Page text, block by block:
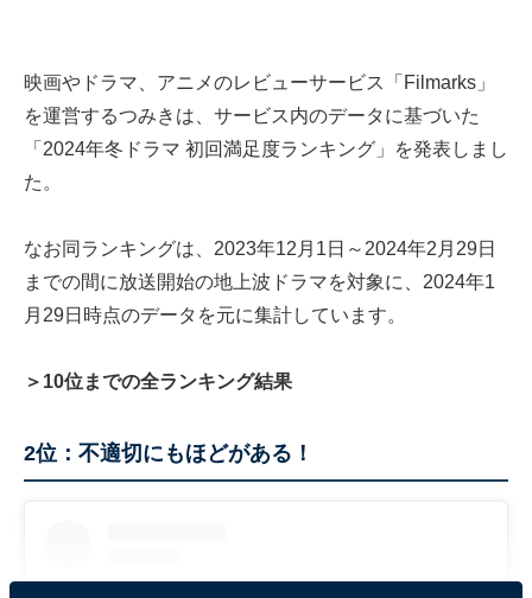
映画やドラマ、アニメのレビューサービス「Filmarks」
を運営するつみきは、サービス内のデータに基づいた
「2024年冬ドラマ 初回満足度ランキング」を発表しまし
た。
なお同ランキングは、2023年12月1日～2024年2月29日
までの間に放送開始の地上波ドラマを対象に、2024年1
月29日時点のデータを元に集計しています。
＞10位までの全ランキング結果
2位：不適切にもほどがある！